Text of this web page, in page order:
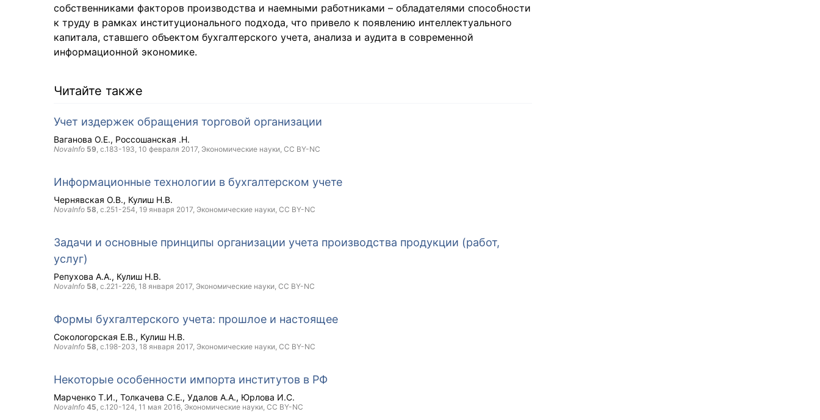
собственниками факторов производства и наемными работниками – обладателями способности
к труду в рамках институционального подхода, что привело к появлению интеллектуального
капитала, ставшего объектом бухгалтерского учета, анализа и аудита в современной
информационной экономике.
Читайте также
Учет издержек обращения торговой организации
Ваганова О.Е. Россошанская .Н.
NovaInfo 59, с.183-193, 10 февраля 2017, Экономические науки, CC BY-NC
Информационные технологии в бухгалтерском учете
Чернявская О.В. Кулиш Н.В.
NovaInfo 58, с.251-254, 19 января 2017, Экономические науки, CC BY-NC
Задачи и основные принципы организации учета производства продукции (работ,
услуг)
Репухова А.А. Кулиш Н.В.
NovaInfo 58, с.221-226, 18 января 2017, Экономические науки, CC BY-NC
Формы бухгалтерского учета: прошлое и настоящее
Сокологорская Е.В. Кулиш Н.В.
NovaInfo 58, с.198-203, 18 января 2017, Экономические науки, CC BY-NC
Некоторые особенности импорта институтов в РФ
Марченко Т.И. Толкачева С.Е. Удалов А.А. Юрлова И.С.
NovaInfo 45, с.120-124, 11 мая 2016, Экономические науки, CC BY-NC